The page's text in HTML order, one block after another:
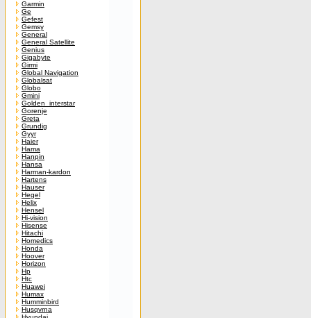
Garmin
Ge
Gefest
Gemsy
General
General Satellite
Genius
Gigabyte
Girmi
Global Navigation
Globalsat
Globo
Gmini
Golden_interstar
Gorenje
Greta
Grundig
Gyyr
Haier
Hama
Hanpin
Hansa
Harman-kardon
Hartens
Hauser
Hegel
Helix
Hensel
Hi-vision
Hisense
Hitachi
Homedics
Honda
Hoover
Horizon
Hp
Htc
Huawei
Humax
Humminbird
Husqvrna